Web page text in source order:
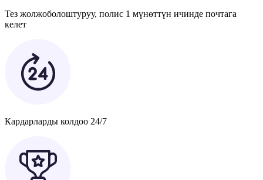
Тез жолжоболоштуруу, полис 1 мүнөттүн ичинде почтага
келет
Кардарларды колдоо 24/7